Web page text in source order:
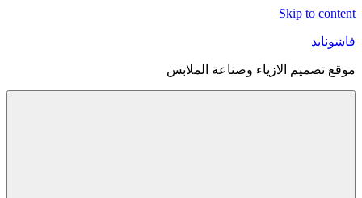
Skip to content
فاشونايد
موقع تصميم الازياء وصناعة الملابس